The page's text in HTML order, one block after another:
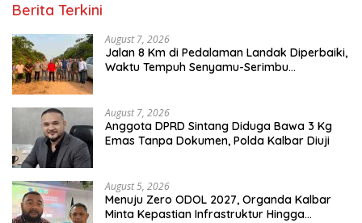
Berita Terkini
August 7, 2026
Jalan 8 Km di Pedalaman Landak Diperbaiki,
Waktu Tempuh Senyamu-Serimbu
August 7, 2026
Anggota DPRD Sintang Diduga Bawa 3 Kg
Emas Tanpa Dokumen, Polda Kalbar Diuji
August 5, 2026
Menuju Zero ODOL 2027, Organda Kalbar
Minta Kepastian Infrastruktur Hingga